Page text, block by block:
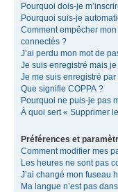
Pourquoi dois-je
Pourquoi suis-je
Comment empêcher
connectés ?
J’ai perdu mon mot de
Je suis enregistré mais
Je me suis enregistré
Que signifie COPPA ?
Pourquoi ne puis-je pas
À quoi sert « Supprimer
Préférences et
Comment modifier mes
Les heures ne sont pas
J’ai changé mon fuseau
Ma langue n’est pas